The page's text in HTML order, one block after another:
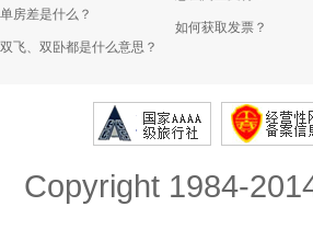
单房差是什么？
双飞、双卧都是什么意思？
如何获取发票？
Copyright 1984-